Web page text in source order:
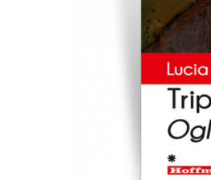
Publicistica / Reportaje / Interviuri